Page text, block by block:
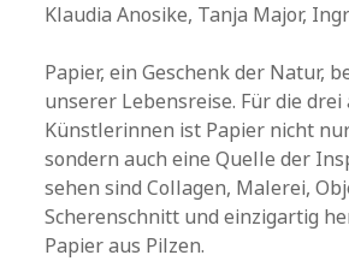
Klaudia Anosike, Tanja Major,
Papier, ein Geschenk der Natur,
unserer Lebensreise. Für die
Künstlerinnen ist Papier nicht
sondern auch eine Quelle der
sehen sind Collagen, Malerei,
Scherenschnitt und einzigartig
Papier aus Pilzen.